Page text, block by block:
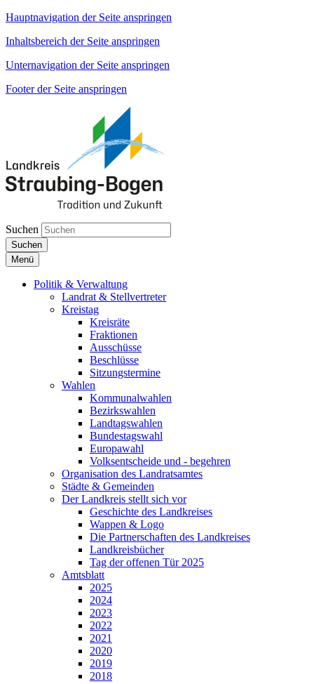
Hauptnavigation der Seite anspringen
Inhaltsbereich der Seite anspringen
Unternavigation der Seite anspringen
Footer der Seite anspringen
Suchen
Suchen
Menü
Politik & Verwaltung
Landrat & Stellvertreter
Kreistag
Kreisräte
Fraktionen
Ausschüsse
Beschlüsse
Sitzungstermine
Wahlen
Kommunalwahlen
Bezirkswahlen
Landtagswahlen
Bundestagswahl
Europawahl
Volksentscheide und - begehren
Organisation des Landratsamtes
Städte & Gemeinden
Der Landkreis stellt sich vor
Geschichte des Landkreises
Wappen & Logo
Die Partnerschaften des Landkreises
Landkreisbücher
Tag der offenen Tür 2025
Amtsblatt
2025
2024
2023
2022
2021
2020
2019
2018